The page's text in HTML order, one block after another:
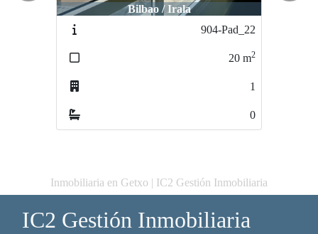
Bilbao / Irala
904-Pad_22
m2
Erandio / ASUARAN
945-PAEASUARAN
Inmobiliaria en Getxo | IC2 Gestión Inmobiliaria
IC2 Gestión Inmobiliaria